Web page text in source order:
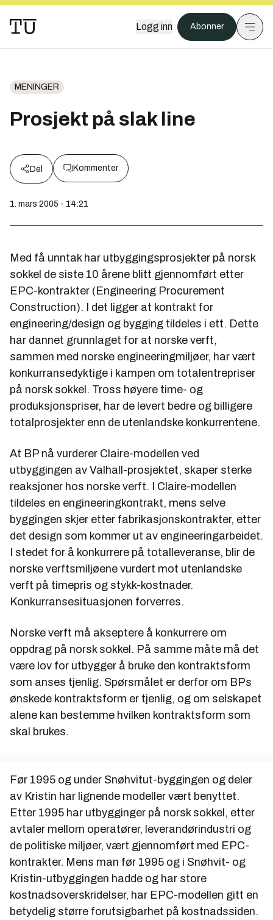
Logg inn Abonner
MENINGER
Prosjekt på slak line
Del Kommenter
1. mars 2005 - 14:21
Med få unntak har utbyggingsprosjekter på norsk
sokkel de siste 10 årene blitt gjennomført etter
EPC-kontrakter (Engineering Procurement
Construction). I det ligger at kontrakt for
engineering/design og bygging tildeles i ett. Dette
har dannet grunnlaget for at norske verft,
sammen med norske engineeringmiljøer, har vært
konkurransedyktige i kampen om totalentrepriser
på norsk sokkel. Tross høyere time- og
produksjonspriser, har de levert bedre og billigere
totalprosjekter enn de utenlandske konkurrentene.
At BP nå vurderer Claire-modellen ved
utbyggingen av Valhall-prosjektet, skaper sterke
reaksjoner hos norske verft. I Claire-modellen
tildeles en engineeringkontrakt, mens selve
byggingen skjer etter fabrikasjonskontrakter, etter
det design som kommer ut av engineeringarbeidet.
I stedet for å konkurrere på totalleveranse, blir de
norske verftsmiljøene vurdert mot utenlandske
verft på timepris og stykk-kostnader.
Konkurransesituasjonen forverres.
Norske verft må akseptere å konkurrere om
oppdrag på norsk sokkel. På samme måte må det
være lov for utbygger å bruke den kontraktsform
som anses tjenlig. Spørsmålet er derfor om BPs
ønskede kontraktsform er tjenlig, og om selskapet
alene kan bestemme hvilken kontraktsform som
skal brukes.
Før 1995 og under Snøhvitut-byggingen og deler
av Kristin har lignende modeller vært benyttet.
Etter 1995 har utbygginger på norsk sokkel, etter
avtaler mellom operatører, leverandørindustri og
de politiske miljøer, vært gjennomført med EPC-
kontrakter. Mens man før 1995 og i Snøhvit- og
Kristin-utbyggingen hadde og har store
kostnadsoverskridelser, har EPC-modellen gitt en
betydelig større forutsigbarhet på kostnadssiden.